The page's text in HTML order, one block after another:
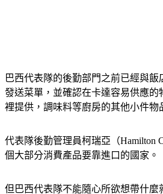
巴西代表隊的後勤部門之前已經與飯
發送菜單，並確認在卡達容易供應的
代表隊後勤管理員柯瑞亞（Hamilton